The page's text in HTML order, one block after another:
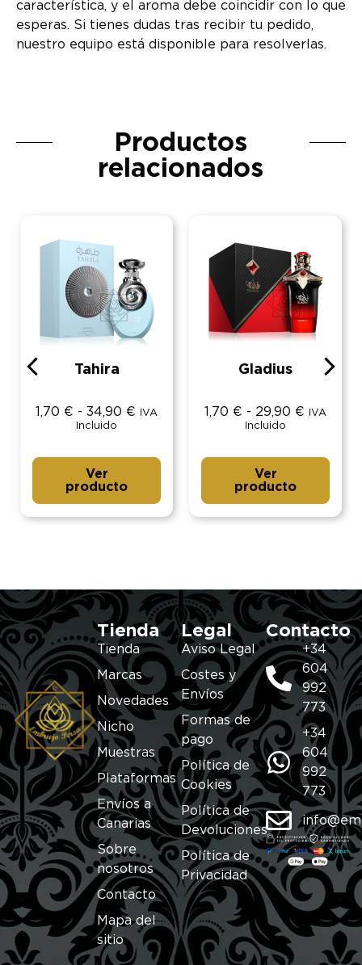
característica, y el aroma debe coincidir con lo que
esperas. Si tienes dudas tras recibir tu pedido,
nuestro equipo está disponible para resolverlas.
Productos
relacionados
Tahira
1,70 € - 34,90 €
IVA
Incluido
Ver
producto
Gladius
1,70 € - 29,90 €
IVA
Incluido
Ver
producto
Tienda
Tienda
Marcas
Novedades
Nicho
Muestras
Plataformas
Envíos a
Canarias
Sobre
nosotros
Contacto
Mapa del
sitio
Legal
Aviso Legal
Costes y
Envíos
Formas de
pago
Política de
Cookies
Política de
Devoluciones
Política de
Privacidad
Contacto
+34
604
992
773
+34
604
992
773